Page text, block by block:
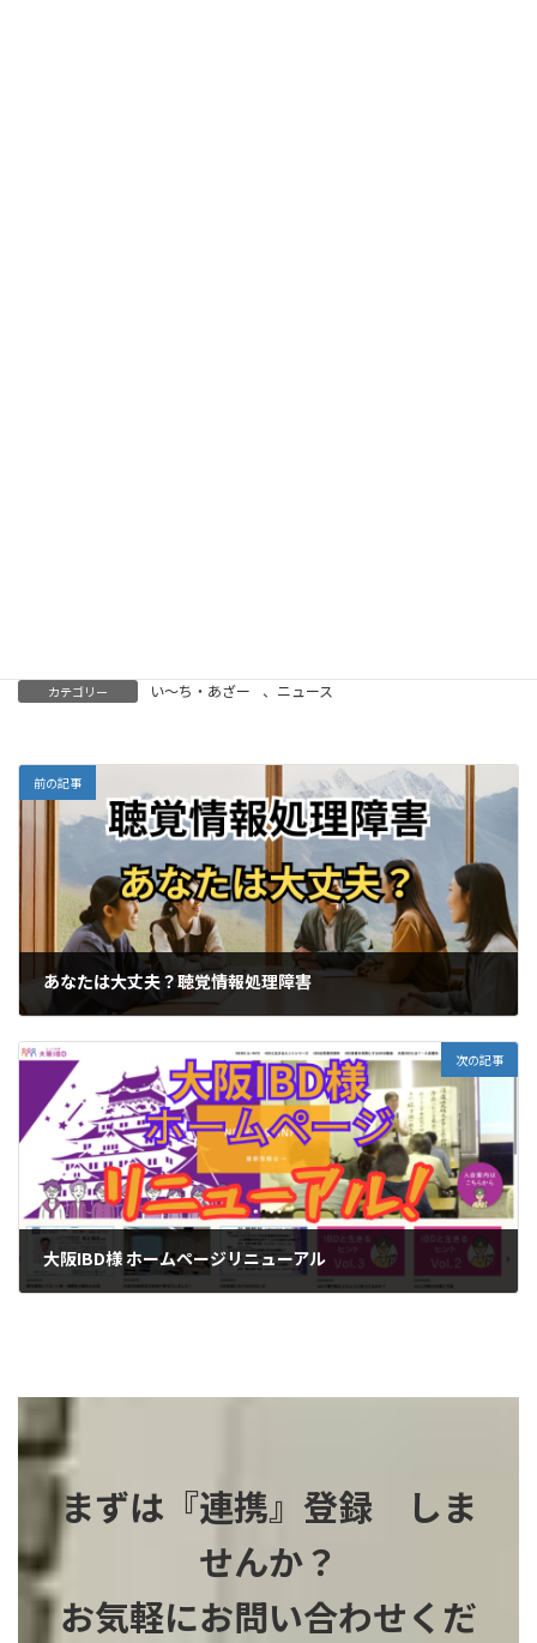
カテゴリー い～ち・あざー 、 ニュース
前の記事
あなたは大丈夫？聴覚情報処理障害
次の記事
大阪IBD様 ホームページリニューアル
まずは『連携』登録 しま
せんか？
お気軽にお問い合わせくだ